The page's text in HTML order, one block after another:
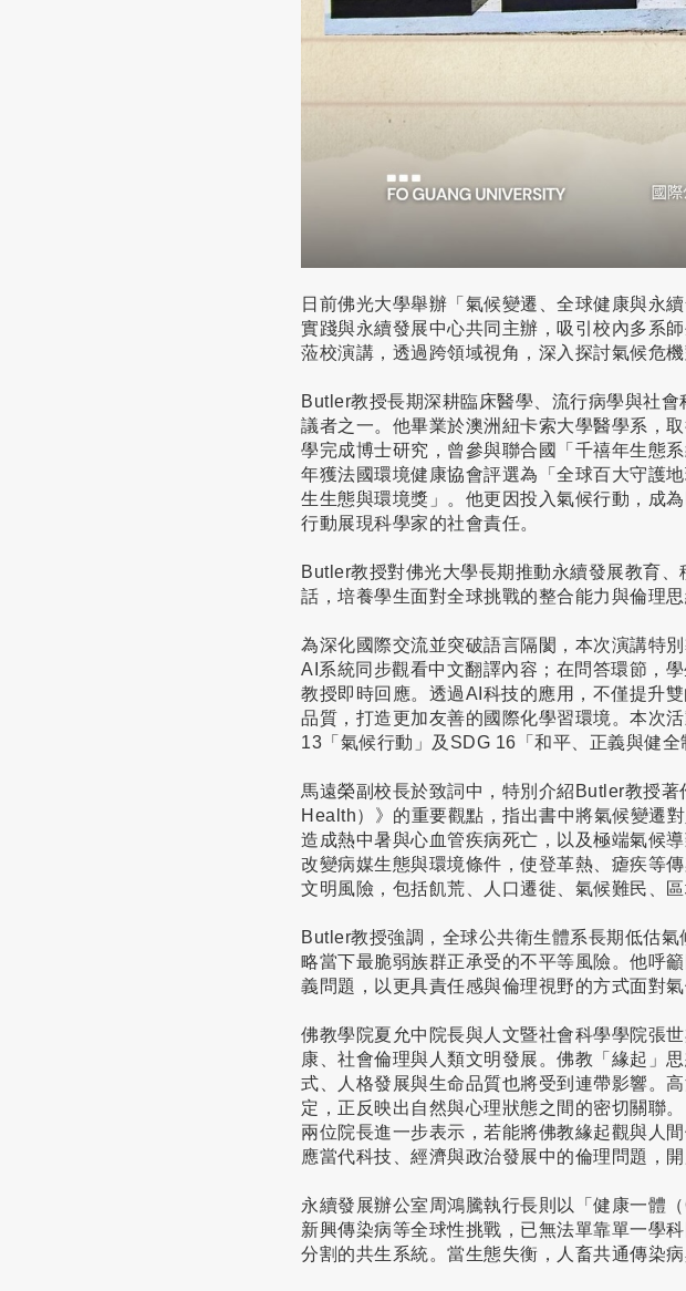
日前佛光大學舉辦「氣候變遷、全球健康與永
實踐與永續發展中心共同主辦，吸引校內多系
蒞校演講，透過跨領域視角，深入探討氣候危
Butler教授長期深耕臨床醫學、流行病學與社
議者之一。他畢業於澳洲紐卡索大學醫學系，
學完成博士研究，曾參與聯合國「千禧年生態
年獲法國環境健康協會評選為「全球百大守護
生生態與環境獎」。他更因投入氣候行動，成
行動展現科學家的社會責任。
Butler教授對佛光大學長期推動永續發展教育
話，培養學生面對全球挑戰的整合能力與倫理思
為深化國際交流並突破語言隔閡，本次演講特
AI系統同步觀看中文翻譯內容；在問答環節，
教授即時回應。透過AI科技的應用，不僅提升
品質，打造更加友善的國際化學習環境。本次
13「氣候行動」及SDG 16「和平、正義與健全
馬遠榮副校長於致詞中，特別介紹Butler教授
Health）》的重要觀點，指出書中將氣候變遷
造成熱中暑與心血管疾病死亡，以及極端氣候
改變病媒生態與環境條件，使登革熱、瘧疾等
文明風險，包括飢荒、人口遷徙、氣候難民、
Butler教授強調，全球公共衛生體系長期低估
略當下最脆弱族群正承受的不平等風險。他呼
義問題，以更具責任感與倫理視野的方式面對氣
佛教學院夏允中院長與人文暨社會科學學院張
康、社會倫理與人類文明發展。佛教「緣起」
式、人格發展與生命品質也將受到連帶影響。
定，正反映出自然與心理狀態之間的密切關聯。
兩位院長進一步表示，若能將佛教緣起觀與人
應當代科技、經濟與政治發展中的倫理問題，
永續發展辦公室周鴻騰執行長則以「健康一體
新興傳染病等全球性挑戰，已無法單靠單一學
分割的共生系統。當生態失衡，人畜共通傳染